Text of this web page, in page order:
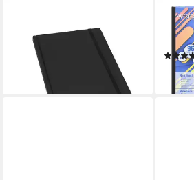
6,99 €
in 2-3 Werktagen bei dir
(2er-
11,99
in 3-4